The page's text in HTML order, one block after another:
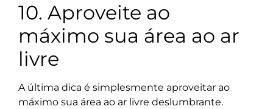
10. Aproveite ao
máximo sua área ao ar
livre
A última dica é simplesmente aproveitar ao
máximo sua área ao ar livre deslumbrante.